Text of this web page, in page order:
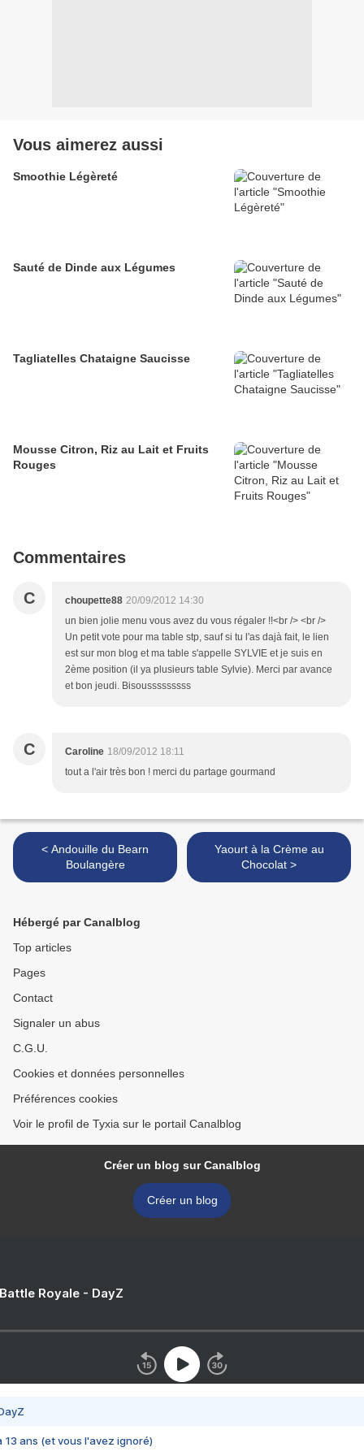
Vous aimerez aussi
Smoothie Légèreté
Sauté de Dinde aux Légumes
Tagliatelles Chataigne Saucisse
Mousse Citron, Riz au Lait et Fruits
Rouges
Commentaires
C choupette88 20/09/2012 14:30
un bien jolie menu vous avez du vous régaler !!<br /> <br />
Un petit vote pour ma table stp, sauf si tu l'as dajà fait, le lien
est sur mon blog et ma table s'appelle SYLVIE et je suis en
2ème position (il ya plusieurs table Sylvie). Merci par avance
et bon jeudi. Bisousssssssss
C Caroline 18/09/2012 18:11
tout a l'air très bon ! merci du partage gourmand
< Andouille du Bearn
Boulangère
Yaourt à la Crème au
Chocolat >
Hébergé par Canalblog
Top articles
Pages
Contact
Signaler un abus
C.G.U.
Cookies et données personnelles
Préférences cookies
Voir le profil de Tyxia sur le portail Canalblog
Créer un blog sur Canalblog
Créer un blog
Royale - DayZ
13 ans (et vous l'avez ignoré)